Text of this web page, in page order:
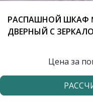
РАСПАШНОЙ ШКАФ
ДВЕРНЫЙ С
Цена за